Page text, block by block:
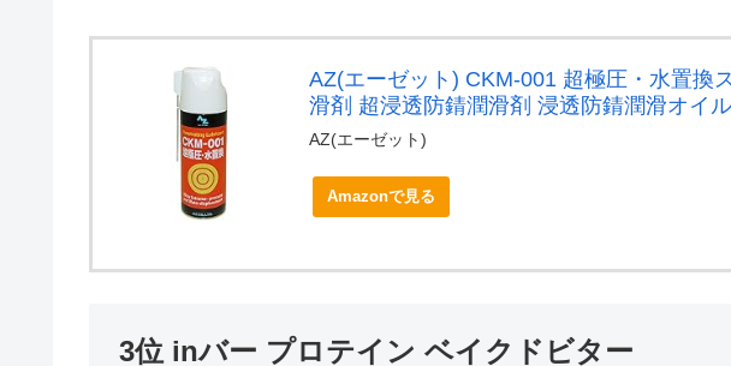
AZ(エーゼット) CKM-001 超極圧・水置換
滑剤 超浸透防錆潤滑剤 浸透防錆潤滑オイ
AZ(エーゼット)
Amazonで見る
3位 inバー プロテイン ベイクドビター